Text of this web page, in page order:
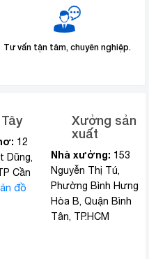
Tư vấn tận tâm, chuyên nghiệp.
12
Dũng,
Cần
đồ
Xưởng sản
xuất
Nhà xưởng: 153
Nguyễn Thị Tú,
Phường Bình Hưng
Hòa B, Quận Bình
Tân, TP.HCM